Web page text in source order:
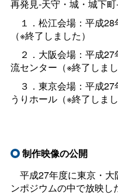
再発見-天守・城・城下町
１．松江会場：平成28
（※終了しました）
２．大阪会場：平成27
流センター（※終了しまし
３．東京会場：平成27
うりホール（※終了しまし
制作映像の公開
平成27年度に東京・大
ンポジウムの中で放映し